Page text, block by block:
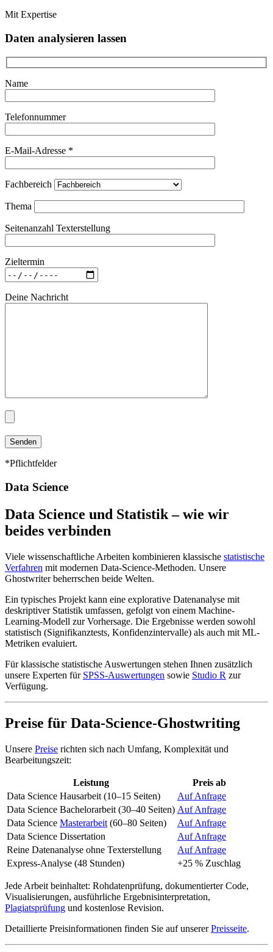
Mit Expertise
Daten analysieren lassen
Name
Telefonnummer
E-Mail-Adresse *
Fachbereich
Thema
Seitenanzahl Texterstellung
Zieltermin
Deine Nachricht
*Pflichtfelder
Data Science
Data Science und Statistik – wie wir
beides verbinden
Viele wissenschaftliche Arbeiten kombinieren klassische statistische
Verfahren mit modernen Data-Science-Methoden. Unsere
Ghostwriter beherrschen beide Welten.
Ein typisches Projekt kann eine explorative Datenanalyse mit
deskriptiver Statistik umfassen, gefolgt von einem Machine-
Learning-Modell zur Vorhersage. Die Ergebnisse werden sowohl
statistisch (Signifikanztests, Konfidenzintervalle) als auch mit ML-
Metriken evaluiert.
Für klassische statistische Auswertungen stehen Ihnen zusätzlich
unsere Experten für SPSS-Auswertungen sowie Studio R zur
Verfügung.
Preise für Data-Science-Ghostwriting
Unsere Preise richten sich nach Umfang, Komplexität und
Bearbeitungszeit:
Leistung
Preis ab
Data Science Hausarbeit (10–15 Seiten)
Auf Anfrage
Data Science Bachelorarbeit (30–40 Seiten) Auf Anfrage
Data Science Masterarbeit (60–80 Seiten)
Auf Anfrage
Data Science Dissertation
Auf Anfrage
Reine Datenanalyse ohne Texterstellung
Auf Anfrage
Express-Analyse (48 Stunden)
+25 % Zuschlag
Jede Arbeit beinhaltet: Rohdatenprüfung, dokumentierter Code,
Visualisierungen, ausführliche Ergebnisinterpretation,
Plagiatsprüfung und kostenlose Revision.
Detaillierte Preisinformationen finden Sie auf unsererPreisseite.